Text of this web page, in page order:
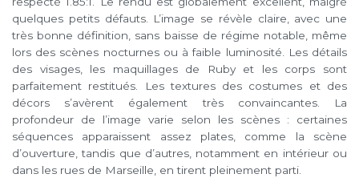
quelques petits défauts. L’image se révèle claire, avec une
très bonne définition, sans baisse de régime notable, même
lors des scènes nocturnes ou à faible luminosité. Les détails
des visages, les maquillages de Ruby et les corps sont
parfaitement restitués. Les textures des costumes et des
décors s’avèrent également très convaincantes. La
profondeur de l’image varie selon les scènes : certaines
séquences apparaissent assez plates, comme la scène
d’ouverture, tandis que d’autres, notamment en intérieur ou
dans les rues de Marseille, en tirent pleinement parti.